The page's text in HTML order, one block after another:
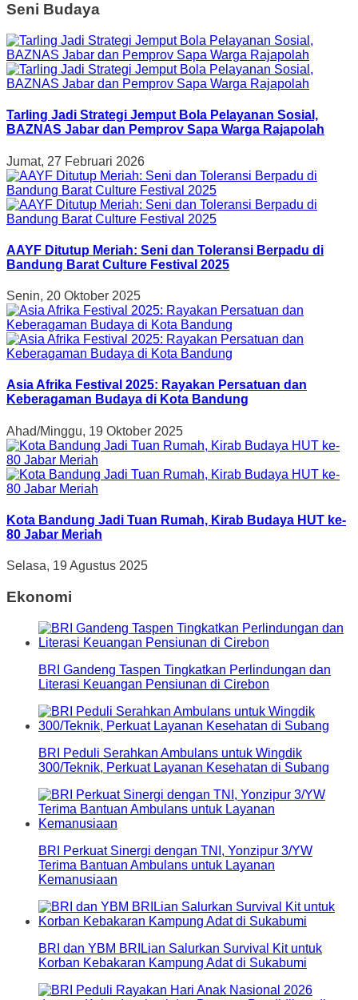
Seni Budaya
Tarling Jadi Strategi Jemput Bola Pelayanan Sosial,
BAZNAS Jabar dan Pemprov Sapa Warga Rajapolah
Jumat, 27 Februari 2026
AAYF Ditutup Meriah: Seni dan Toleransi Berpadu di
Bandung Barat Culture Festival 2025
Senin, 20 Oktober 2025
Asia Afrika Festival 2025: Rayakan Persatuan dan
Keberagaman Budaya di Kota Bandung
Ahad/Minggu, 19 Oktober 2025
Kota Bandung Jadi Tuan Rumah, Kirab Budaya HUT ke-
80 Jabar Meriah
Selasa, 19 Agustus 2025
Ekonomi
BRI Gandeng Taspen Tingkatkan Perlindungan dan
Literasi Keuangan Pensiunan di Cirebon
BRI Peduli Serahkan Ambulans untuk Wingdik
300/Teknik, Perkuat Layanan Kesehatan di Subang
BRI Perkuat Sinergi dengan TNI, Yonzipur 3/YW
Terima Bantuan Ambulans untuk Layanan
Kemanusiaan
BRI dan YBM BRILian Salurkan Survival Kit untuk
Korban Kebakaran Kampung Adat di Sukabumi